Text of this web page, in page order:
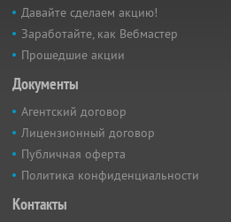
Давайте сделаем акцию!
Заработайте, как Вебмастер
Прошедшие акции
Документы
Агентский договор
Лицензионный договор
Публичная оферта
Политика конфиденциальности
Контакты